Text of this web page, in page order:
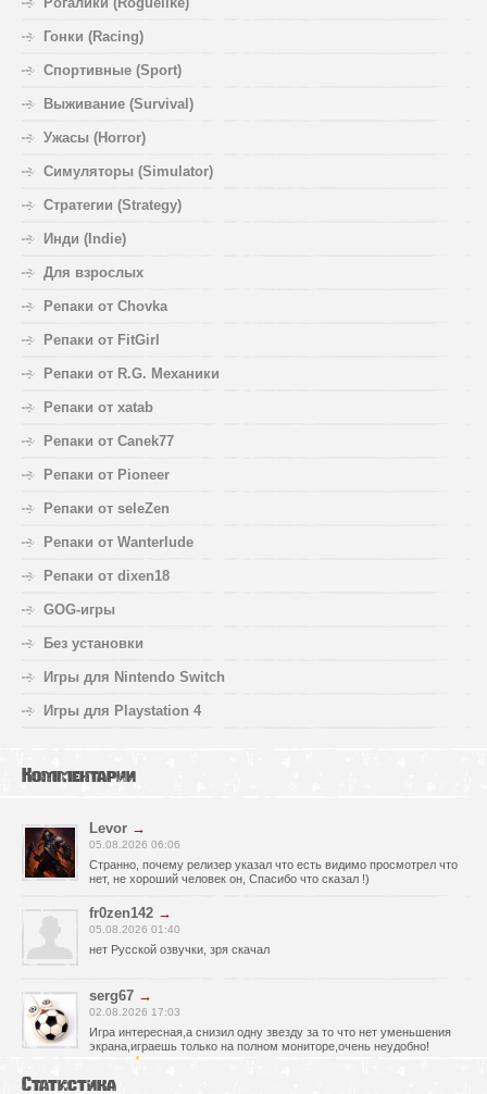
Гонки (Racing)
Спортивные (Sport)
Выживание (Survival)
Ужасы (Horror)
Симуляторы (Simulator)
Стратегии (Strategy)
Инди (Indie)
Для взрослых
Репаки от Chovka
Репаки от FitGirl
Репаки от R.G. Механики
Репаки от xatab
Репаки от Canek77
Репаки от Pioneer
Репаки от seleZen
Репаки от Wanterlude
Репаки от dixen18
GOG-игры
Без установки
Игры для Nintendo Switch
Игры для Playstation 4
Комментарии
Levor →
05.08.2026 06:06
Странно, почему релизер указал что есть видимо просмотрел что
нет, не хороший человек он, Спасибо что сказал !)
fr0zen142 →
05.08.2026 01:40
нет Русской озвучки, зря скачал
serg67 →
02.08.2026 17:03
Игра интересная,а снизил одну звезду за то что нет уменьшения
экрана,играешь только на полном мониторе,очень неудобно!
Статистика